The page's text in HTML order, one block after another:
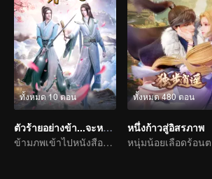
ทั้งหมด 10 ตอน
ตัวร้ายอย่างข้า...จะหนีเอาตัวรอดยังไงดี
ข้ามภพเข้าไปหนังสือและเป็นนาง(นาย)ร้ายและโหดร้ายทารุณต่อพระเอก
ทั้งหมด 480 ตอน
หนึ่งก้าวสู่อิสรภาพ